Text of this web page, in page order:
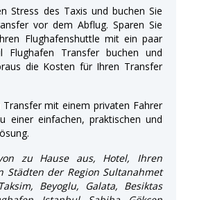
Stress des Taxis und buchen Sie
vor dem Abflug. Sparen Sie
Flughafenshuttle mit ein paar
Flughafen Transfer buchen und
die Kosten für Ihren Transfer
Transfer mit einem privaten Fahrer
einer einfachen, praktischen und
zu Hause aus, Hotel, Ihren
Städten der Region Sultanahmet
Beyoglu, Galata, Besiktas